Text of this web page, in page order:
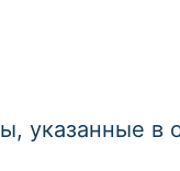
указанные в